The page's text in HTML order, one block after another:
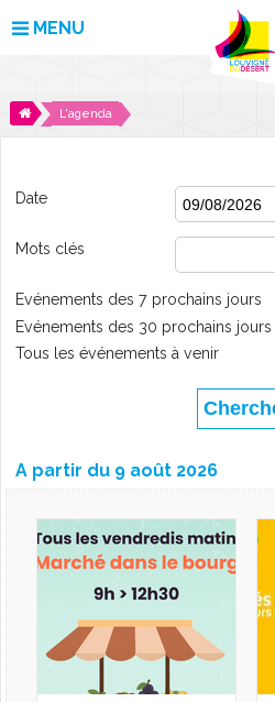
MENU
MAIRIE
DÉCOUVRIR LOUVIGNÉ
CULTURE ET LOISIRS
ENFANCE ET JEUNESSE
ACTUALITÉS
L'AGENDA
L'agenda
Date
Mots clés
Evénements des 7 prochains jours
Evénements des 30 prochains jours
Tous les événements à venir
A partir du 9 août 2026